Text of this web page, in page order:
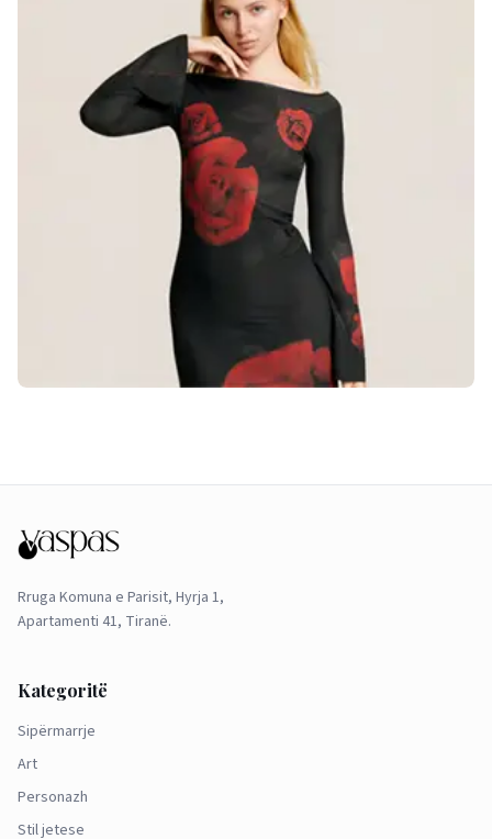
Rruga Komuna e Parisit, Hyrja 1,
Apartamenti 41, Tiranë.
Kategoritë
Sipërmarrje
Art
Personazh
Stil jetese